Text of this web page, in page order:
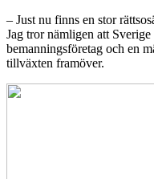
– Just nu finns en stor
Jag tror nämligen att
bemanningsföretag och en
tillväxten framöver.